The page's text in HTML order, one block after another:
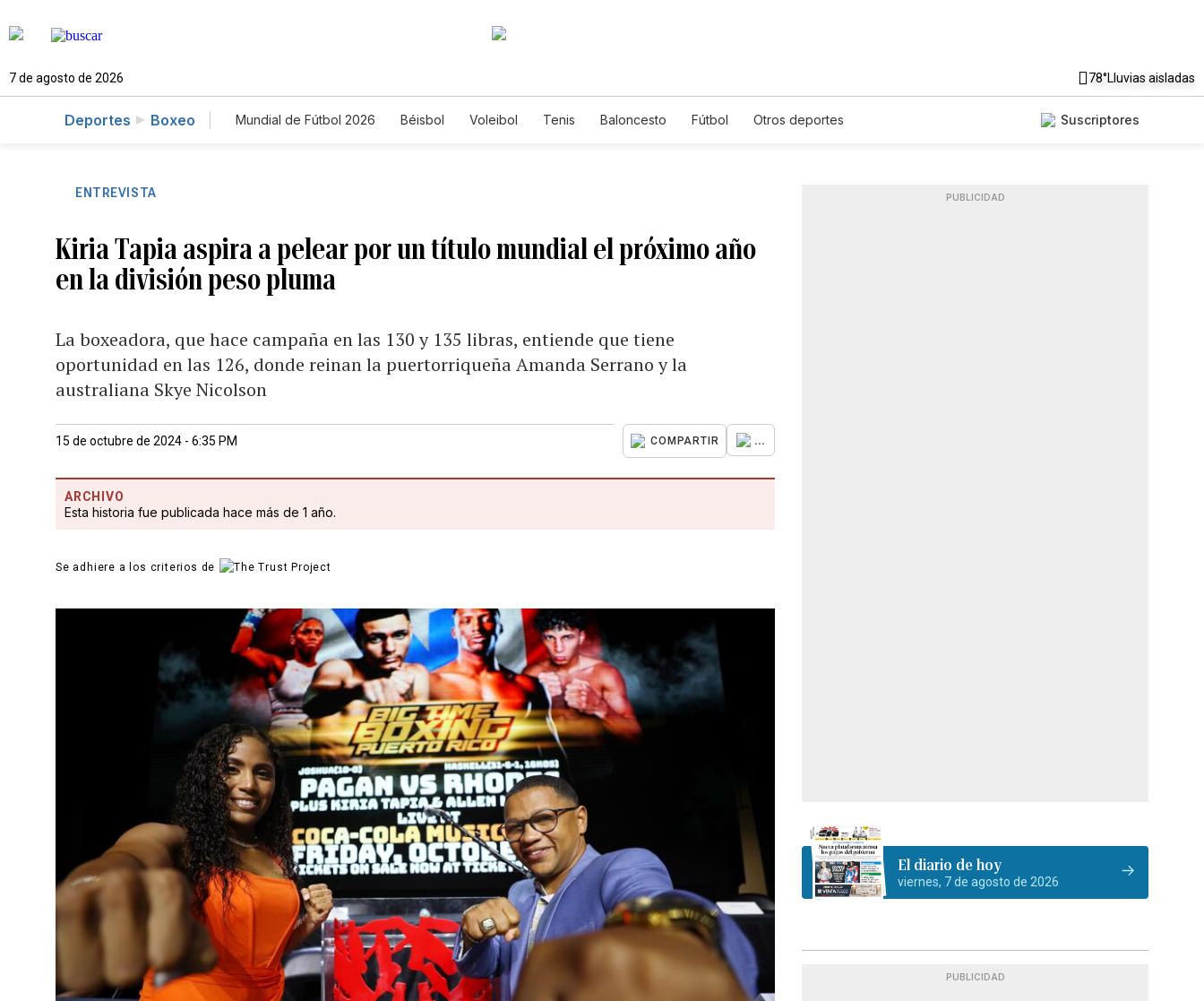
7 de agosto de 2026 78°Lluvias aisladas
Deportes Boxeo Mundial de Fútbol 2026 Béisbol Voleibol Tenis Baloncesto Fútbol Otros deportes Suscriptores
ENTREVISTA
Kiria Tapia aspira a pelear por un título mundial el próximo año
en la división peso pluma
La boxeadora, que hace campaña en las 130 y 135 libras, entiende que tiene
oportunidad en las 126, donde reinan la puertorriqueña Amanda Serrano y la
australiana Skye Nicolson
15 de octubre de 2024 - 6:35 PM COMPARTIR ...
ARCHIVO
Esta historia fue publicada hace más de 1 año.
Se adhiere a los criterios de
PUBLICIDAD
El diario de hoy
viernes, 7 de agosto de 2026
PUBLICIDAD